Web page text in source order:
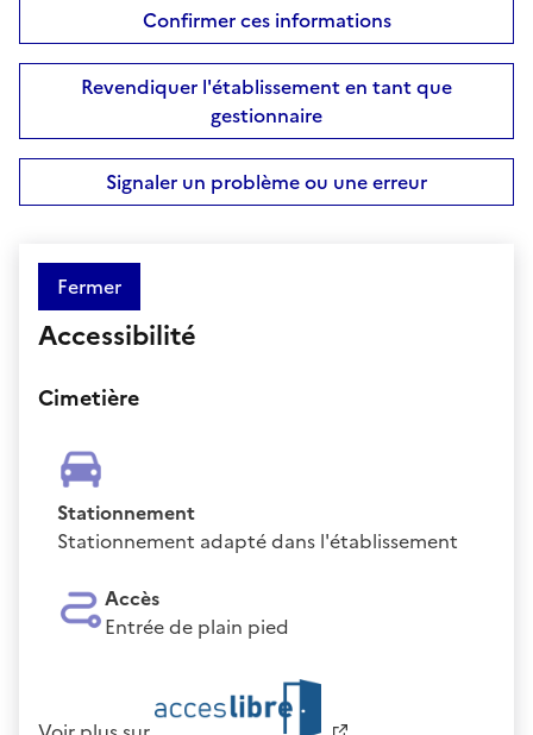
Confirmer ces informations
Revendiquer l'établissement en tant que
gestionnaire
Signaler un problème ou une erreur
Fermer
Accessibilité
Cimetière
Stationnement
Stationnement adapté dans l'établissement
Accès
Entrée de plain pied